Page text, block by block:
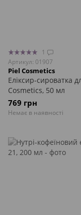
1
Артикул: 01907
Piel Cosmetics
Еліксир-сироватка
Cosmetics, 50 мл
769 грн
Немає в наявності